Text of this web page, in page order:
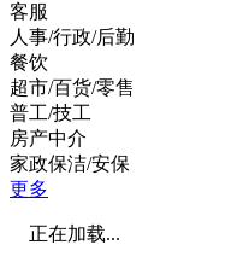
客服
人事/行政/后勤
餐饮
超市/百货/零售
普工/技工
房产中介
家政保洁/安保
更多
正在加载...